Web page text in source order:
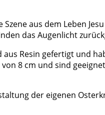
Szene aus dem Leben
das Augenlicht
aus Resin gefertigt und
8 cm und sind
der eigenen